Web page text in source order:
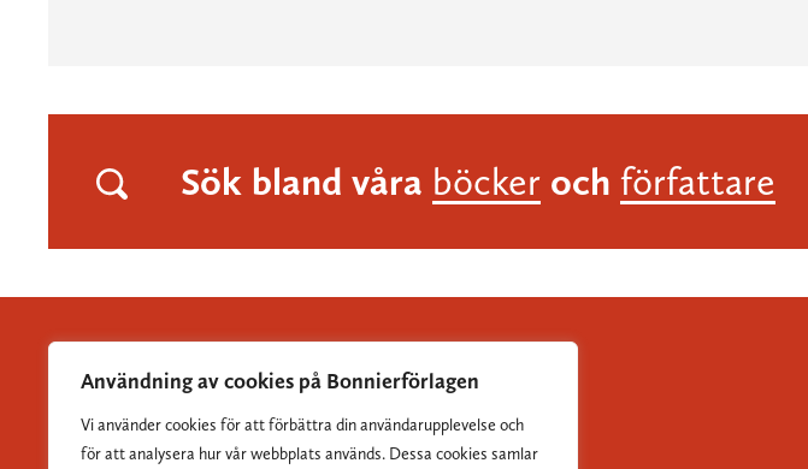
Användning av cookies på Bonnierförlagen
Vi använder cookies för att förbättra din användarupplevelse och
för att analysera hur vår webbplats används. Dessa cookies samlar
Sök bland våra böcker och författare
Albert Bonniers Förlag grundades 1837 och är Sveriges